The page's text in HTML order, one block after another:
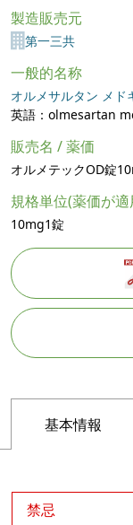
製造販売元
第一三共
一般的名称
オルメサルタン メド
英語：olmesartan
販売名 / 薬価
オルメテックOD錠
規格単位(薬価が
10mg1錠
基本情報
禁忌